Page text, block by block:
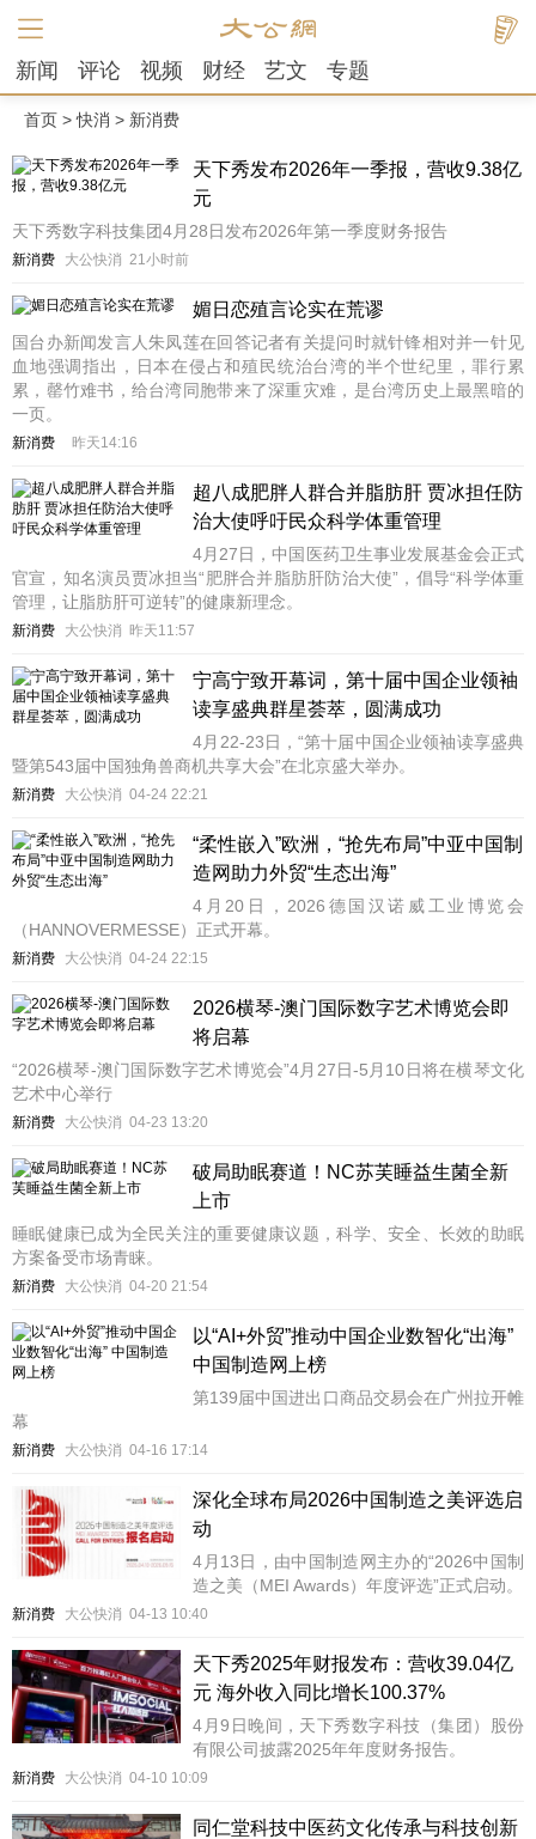
新闻 评论 视频 财经 艺文 专题
首页 >快消 > 新消费
天下秀发布2026年一季报，营收9.38亿
元
天下秀数字科技集团4月28日发布2026年第一季度财务报告
新消费 大公快消 21小时前
媚日恋殖言论实在荒谬
国台办新闻发言人朱凤莲在回答记者有关提问时就针锋相对并一针见
血地强调指出，日本在侵占和殖民统治台湾的半个世纪里，罪行累
累，罄竹难书，给台湾同胞带来了深重灾难，是台湾历史上最黑暗的
一页。
新消费 昨天14:16
超八成肥胖人群合并脂肪肝 贾冰担任防
治大使呼吁民众科学体重管理
4月27日，中国医药卫生事业发展基金会正式
官宣，知名演员贾冰担当“肥胖合并脂肪肝防治大使”，倡导“科学体重
管理，让脂肪肝可逆转”的健康新理念。
新消费 大公快消 昨天11:57
宁高宁致开幕词，第十届中国企业领袖
读享盛典群星荟萃，圆满成功
4月22-23日，“第十届中国企业领袖读享盛典
暨第543届中国独角兽商机共享大会”在北京盛大举办。
新消费 大公快消 04-24 22:21
“柔性嵌入”欧洲，“抢先布局”中亚中国制
造网助力外贸“生态出海”
4月20日，2026德国汉诺威工业博览会
（HANNOVERMESSE）正式开幕。
新消费 大公快消 04-24 22:15
2026横琴-澳门国际数字艺术博览会即
将启幕
“2026横琴-澳门国际数字艺术博览会”4月27日-5月10日将在横琴文化
艺术中心举行
新消费 大公快消 04-23 13:20
破局助眠赛道！NC苏芙睡益生菌全新
上市
睡眠健康已成为全民关注的重要健康议题，科学、安全、长效的助眠
方案备受市场青睐。
新消费 大公快消 04-20 21:54
以“AI+外贸”推动中国企业数智化“出海”
中国制造网上榜
第139届中国进出口商品交易会在广州拉开帷
幕
新消费 大公快消 04-16 17:14
深化全球布局2026中国制造之美评选启
动
4月13日，由中国制造网主办的“2026中国制
造之美（MEI Awards）年度评选”正式启动。
新消费 大公快消 04-13 10:40
天下秀2025年财报发布：营收39.04亿
元 海外收入同比增长100.37%
4月9日晚间，天下秀数字科技（集团）股份
有限公司披露2025年年度财务报告。
新消费 大公快消 04-10 10:09
同仁堂科技中医药文化传承与科技创新